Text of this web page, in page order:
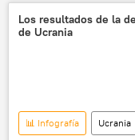
Los resultados de la
de Ucrania
📊 Infografía
Ucrania